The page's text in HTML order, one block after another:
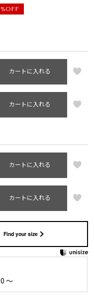
カートに入れる
カートに入れる
カートに入れる
カートに入れる
Find your size
〜